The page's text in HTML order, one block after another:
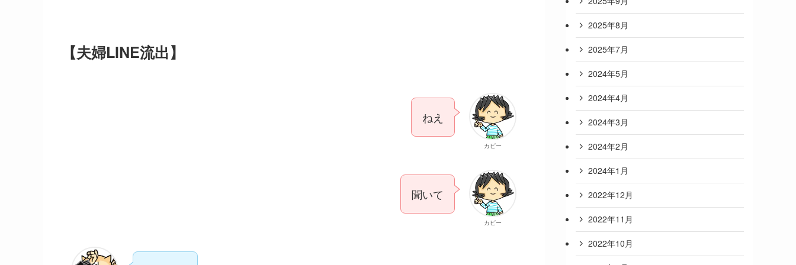
【夫婦LINE流出】
カピー
ねえ
カピー
聞いて
2025年8月
2025年7月
2024年5月
2024年4月
2024年3月
2024年2月
2024年1月
2022年12月
2022年11月
2022年10月